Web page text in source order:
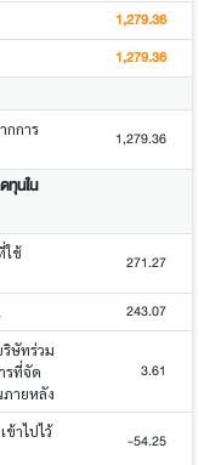
1,279.36
1,279.36
กการ
1,279.36
ทุนใน
ใช้
271.27
243.07
ษัทร่วม
รที่จัด
ภายหลัง
3.61
าไปไว้
-54.25